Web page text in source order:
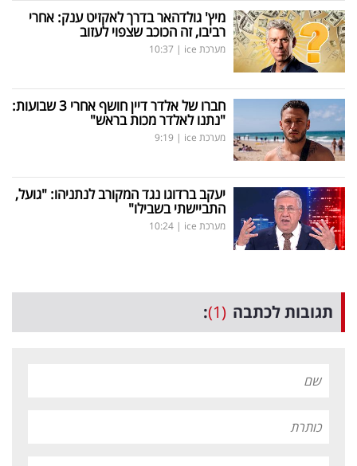
מיץ' גולדהאר בדרך לאקזיט ענק: אחרי
רביבו, זה הכוכב שצפוי לעזוב
מערכת ice |
10:37
חברו של אלדר דיין חושף אחרי 3 שבועות:
"נתנו לאלדר מכות בראש"
מערכת ice |
9:19
יעקב ברדוגו נגד המקורב לנתניהו: "גועל,
התביישתי בשבילו"
מערכת ice |
10:24
תגובות לכתבה (1)
: